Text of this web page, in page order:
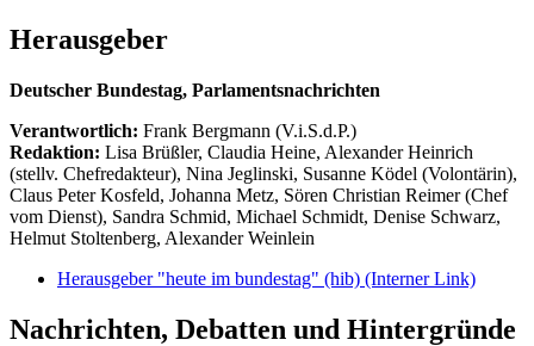
Herausgeber
Deutscher Bundestag, Parlamentsnachrichten
Verantwortlich: Frank Bergmann (V.i.S.d.P.)
Redaktion: Lisa Brüßler, Claudia Heine, Alexander Heinrich
(stellv. Chefredakteur), Nina Jeglinski, Susanne Ködel (Volontärin),
Claus Peter Kosfeld, Johanna Metz, Sören Christian Reimer (Chef
vom Dienst), Sandra Schmid, Michael Schmidt, Denise Schwarz,
Helmut Stoltenberg, Alexander Weinlein
Herausgeber "heute im bundestag" (hib) (Interner Link)
Nachrichten, Debatten und Hintergründe